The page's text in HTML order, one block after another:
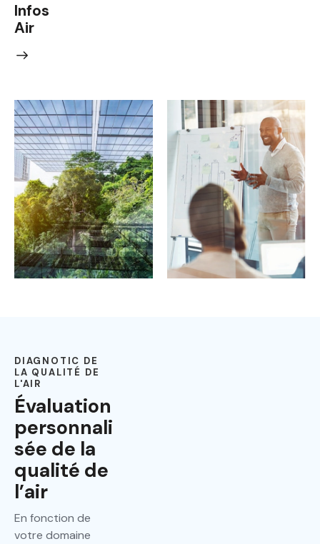
Infos
Air
DIAGNOTIC DE
LA QUALITÉ DE
L'AIR
Évaluation
personnali
sée de la
qualité de
l’air
En fonction de
votre domaine